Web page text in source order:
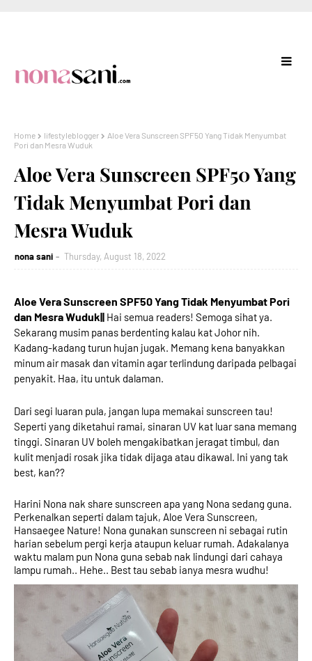
Home lifestyleblogger
Aloe Vera Sunscreen SPF50 Yang Tidak Menyumbat
Pori dan Mesra Wuduk
Aloe Vera Sunscreen SPF50 Yang
Tidak Menyumbat Pori dan
Mesra Wuduk
nona sani Thursday, August 18, 2022
Aloe Vera Sunscreen SPF50 Yang Tidak Menyumbat Pori
dan Mesra Wuduk|| Hai semua readers! Semoga sihat ya.
Sekarang musim panas berdenting kalau kat Johor nih.
Kadang-kadang turun hujan jugak. Memang kena banyakkan
minum air masak dan vitamin agar terlindung daripada pelbagai
penyakit. Haa, itu untuk dalaman.
Dari segi luaran pula, jangan lupa memakai sunscreen tau!
Seperti yang diketahui ramai, sinaran UV kat luar sana memang
tinggi. Sinaran UV boleh mengakibatkan jeragat timbul, dan
kulit menjadi rosak jika tidak dijaga atau dikawal. Ini yang tak
best, kan??
Harini Nona nak share sunscreen apa yang Nona sedang guna.
Perkenalkan seperti dalam tajuk, Aloe Vera Sunscreen,
Hansaegee Nature! Nona gunakan sunscreen ni sebagai rutin
harian sebelum pergi kerja ataupun keluar rumah. Adakalanya
waktu malam pun Nona guna sebab nak lindungi dari cahaya
lampu rumah.. Hehe.. Best tau sebab ianya mesra wudhu!